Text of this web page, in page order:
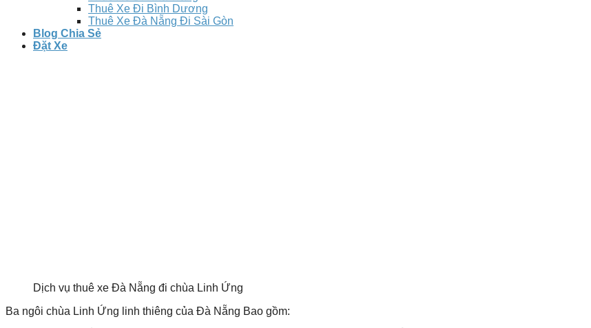
Thuê Xe Đi Bình Dương
Thuê Xe Đà Nẵng Đi Sài Gòn
Blog Chia Sẻ
Đặt Xe
Dịch vụ thuê xe Đà Nẵng đi chùa Linh Ứng
Ba ngôi chùa Linh Ứng linh thiêng của Đà Nẵng Bao gồm: